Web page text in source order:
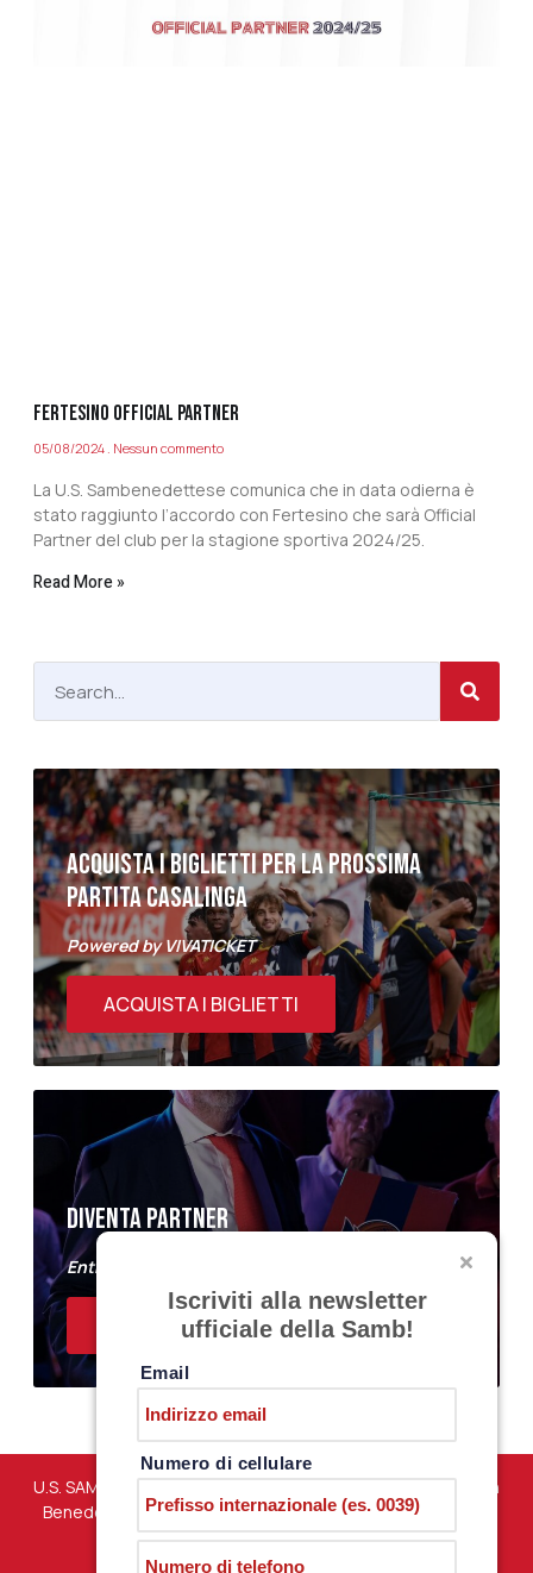
FERTESINO OFFICIAL PARTNER
05/08/2024 Nessun commento
La U.S. Sambenedettese comunica che in data odierna è
stato raggiunto l’accordo con Fertesino che sarà Official
Partner del club per la stagione sportiva 2024/25.
Read More »
ACQUISTA I BIGLIETTI PER LA PROSSIMA
PARTITA CASALINGA
Powered by VIVATICKET
ACQUISTA I BIGLIETTI
DIVENTA PARTNER
Entra a far parte del Samb Business Club
ACQUISTA I BIGLIETTI
U.S. SAMBENEDETTESE – Via Martiri di Marzabotto snc – San
Benedetto del Tronto (AP) – P.iva 01198610444 –
POLICY
Iscriviti alla newsletter
ufficiale della Samb!
Email
Numero di cellulare